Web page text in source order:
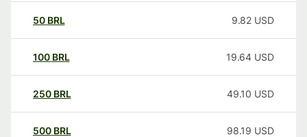
50 BRL 9.82 USD
100 BRL 19.64 USD
250 BRL 49.10 USD
500 BRL 98.19 USD